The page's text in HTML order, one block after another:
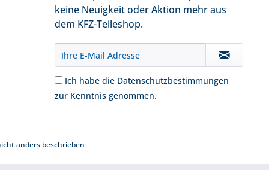
keine Neuigkeit oder Aktion mehr aus
dem KFZ-Teileshop.
Ich habe die Datenschutzbestimmungen
zur Kenntnis genommen.
anders beschrieben